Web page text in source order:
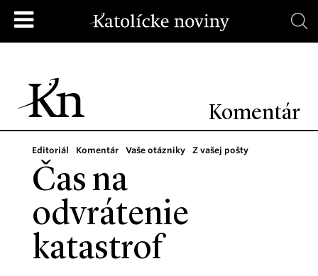
Komentár
Editoriál Komentár Vaše otázniky Z vašej pošty
Čas na
odvrátenie
katastrof